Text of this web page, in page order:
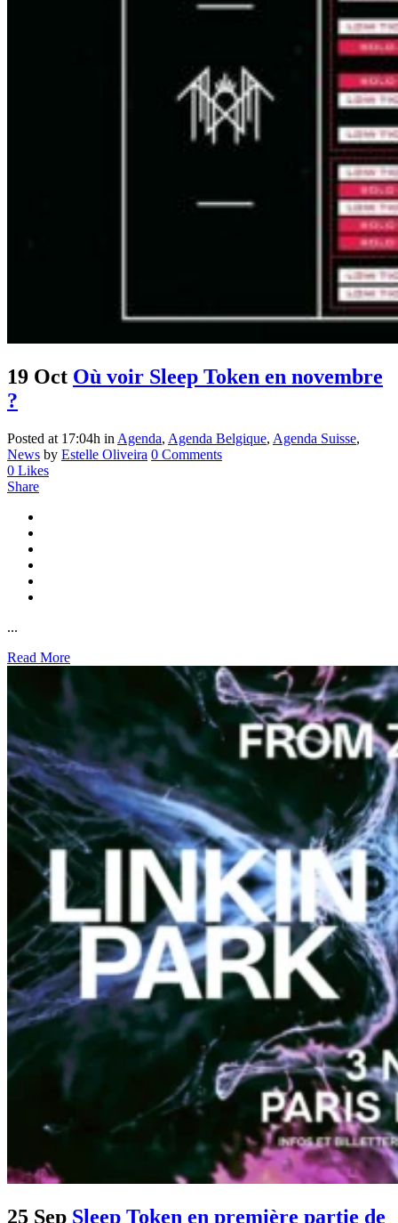
19 Oct Où voir Sleep Token en novembre
?
Posted at 17:04h in Agenda, Agenda Belgique, Agenda Suisse,
News by Estelle Oliveira 0 Comments
0 Likes
Share
...
Read More
25 Sep Sleep Token en première partie de